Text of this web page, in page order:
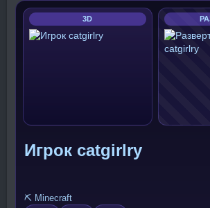
3D
Игрок catgirlry
⛏️ Minecraft